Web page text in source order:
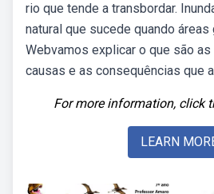
rio que tende a transbordar.
natural que sucede quando áreas
Webvamos explicar o que são as
causas e as consequências que
For more information, click
LEARN